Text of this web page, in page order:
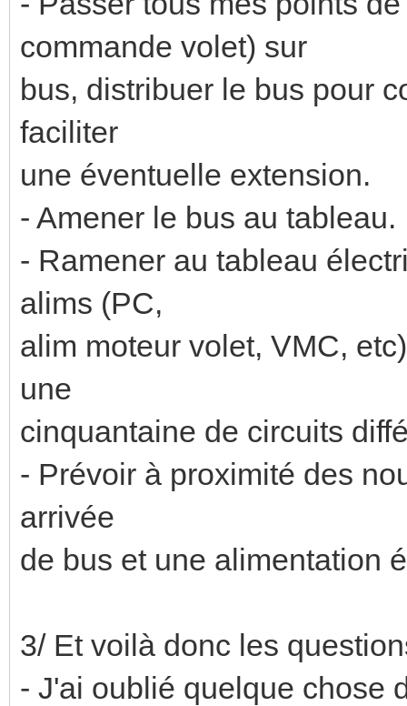
commande volet) sur
bus, distribuer le bus pour
faciliter
une éventuelle extension.
- Amener le bus au tableau.
- Ramener au tableau
alims (PC,
alim moteur volet, VMC,
une
cinquantaine de circuits
- Prévoir à proximité des
arrivée
de bus et une alimentation
3/ Et voilà donc les
- J'ai oublié quelque chose